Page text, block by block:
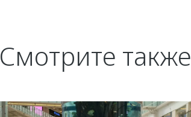
Смотрите также